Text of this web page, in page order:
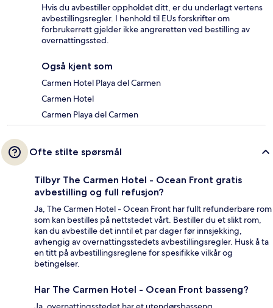
Hvis du avbestiller oppholdet ditt, er du underlagt vertens
avbestillingsregler. I henhold til EUs forskrifter om
forbrukerrett gjelder ikke angreretten ved bestilling av
overnattingssted.
Også kjent som
Carmen Hotel Playa del Carmen
Carmen Hotel
Carmen Playa del Carmen
Ofte stilte spørsmål
Tilbyr The Carmen Hotel - Ocean Front gratis
avbestilling og full refusjon?
Ja, The Carmen Hotel - Ocean Front har fullt refunderbare rom
som kan bestilles på nettstedet vårt. Bestiller du et slikt rom,
kan du avbestille det inntil et par dager før innsjekking,
avhengig av overnattingsstedets avbestillingsregler. Husk å ta
en titt på avbestillingsreglene for spesifikke vilkår og
betingelser.
Har The Carmen Hotel - Ocean Front basseng?